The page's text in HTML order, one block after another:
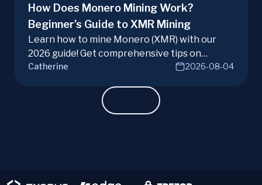
How Does Monero Mining Work?
Beginner’s Guide to XMR Mining
Learn how to mine Monero (XMR) with our
2026 guide! Get comprehensive tips on
hardware, software, and techniques for
Catherine 2026-08-04